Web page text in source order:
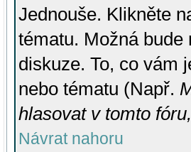
Jednouše. Klikněte
tématu. Možná bude
diskuze. To, co vám
nebo tématu (Např.
hlasovat v tomto
Návrat nahoru